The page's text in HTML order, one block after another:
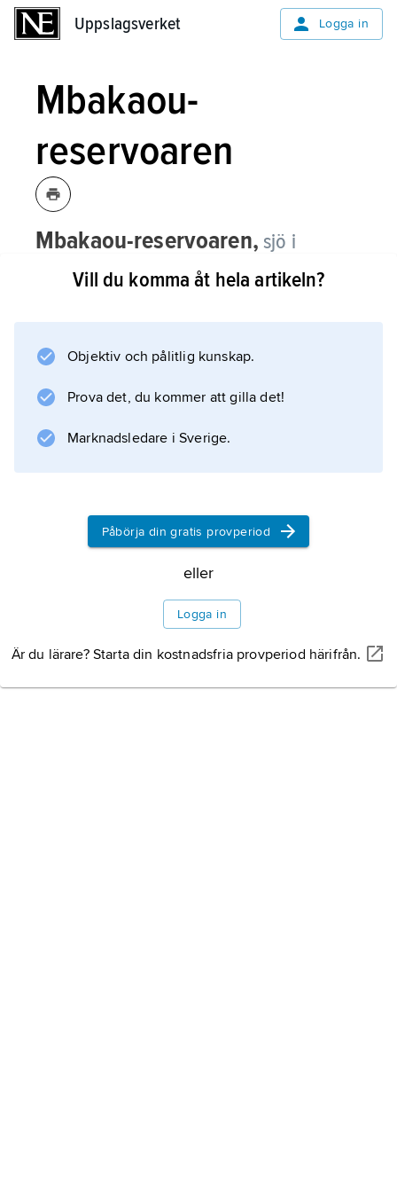
Uppslagsverket Logga in
Mbakaou-
reservoaren
Mbakaou-reservoaren, sjö i
mellersta Kamerun; för belägenhet se
landskarta Kamerun.
Information om artikeln
Vill du komma åt hela artikeln?
Objektiv och pålitlig kunskap.
Prova det, du kommer att gilla det!
Marknadsledare i Sverige.
Påbörja din gratis provperiod
eller
Logga in
Är du lärare? Starta din kostnadsfria provperiod härifrån.